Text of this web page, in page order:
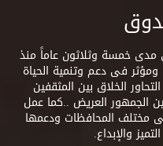
مدى خمسة وثلاثون عاماً منذ
فعال ومؤثر فى دعم وتنمية الحياة
الخلاق بين المثقفين
الجمهور العريض ..كما عمل
مختلف المحافظات ودعمها
والإبداع.